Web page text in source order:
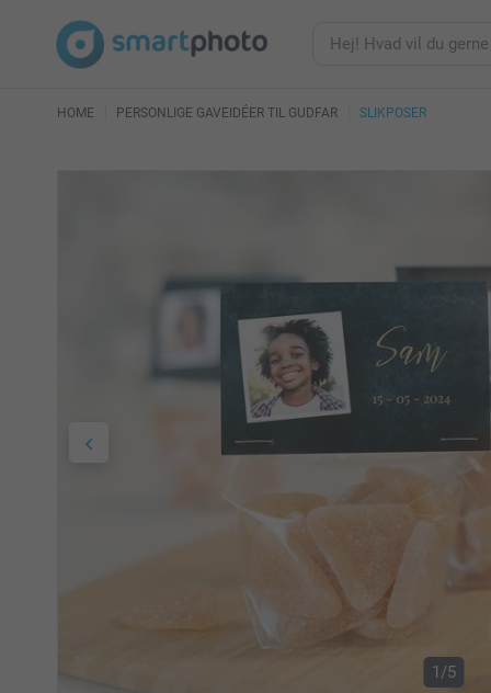
HOME PERSONLIGE GAVEIDÉER TIL GUDFAR SLIKPOSER
1/5